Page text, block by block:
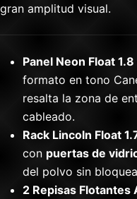
gran amplitud visual.
Panel Neon Float
formato en tono
resalta la zona de
cableado.
Rack Lincoln Float
con puertas de
del polvo sin
2 Repisas Flotantes